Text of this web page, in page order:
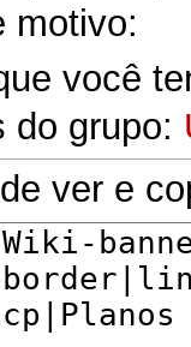
motivo:
você
do grupo:
ver e